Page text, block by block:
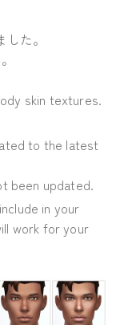
た。
skin textures.
to the latest
been updated.
in your
work for your